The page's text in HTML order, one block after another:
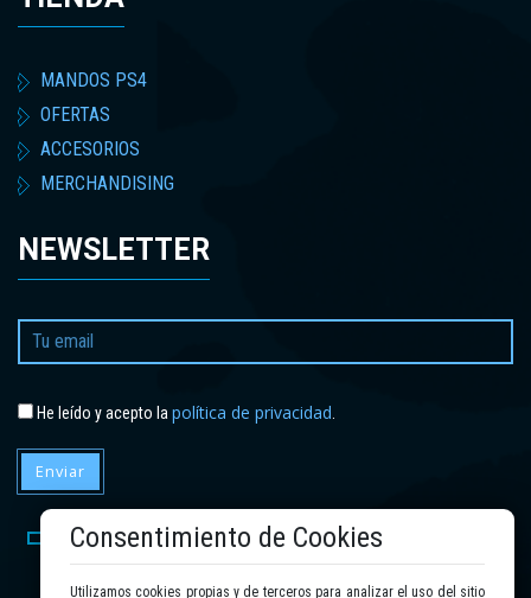
MANDOS PS4
OFERTAS
ACCESORIOS
MERCHANDISING
NEWSLETTER
He leído y acepto lapolítica de privacidad.
Enviar
Consentimiento de Cookies
Utilizamos cookies propias y de terceros para analizar el uso del sitio